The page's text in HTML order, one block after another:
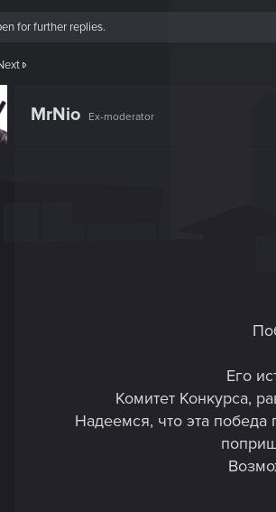
for further replies.
MrNio Ex-moderator
Его
Комитет Конкурса,
Надеемся, что эта